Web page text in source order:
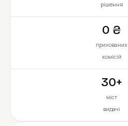
рішення
0 ₴
прихованих
комісій
30+
міст
видачі